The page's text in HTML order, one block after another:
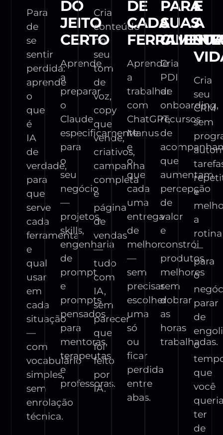
Para
de
se
sentir
perdida:
aprende
o
que
é
IA
de
verdade,
para
que
serve
cada
ferramenta
e
qual
usar
em
cada
situação
—
com
vocabulário
simples,
sem
enrolação
técnica.
DO
JEITO
CERTO
Aprende
a
preparar
o
Claude
especificamente
para
o
seu
negócio
—
projetos,
skills,
engenharia
de
prompt
e
prompts
pensados
para
mentoras,
terapeutas
e
professoras.
Cria
conteúdo
no
seu
tom
de
voz,
copy
que
vende,
criativos,
campanha
completa
e
página
de
vendas
—
tudo
com
IA,
sem
parecer
que
foi
feito
por
IA.
DE
CADA
Aprende
a
trabalhar
com
ChatGPT,
Manus
e
o
que
cada
uma
entrega
de
melhor
—
sem
precisar
escolher
uma
só
ou
ficar
perdida
entre
abas.
PARA
SUAS
Cria
PDI
de
onboarding,
recursos
de
que
aumentam
percepção
de
valor
e
constrói
produtos
melhores
sem
dobrar
as
horas
trabalhadas.
E
A
Cria
seu
CRM
sem
e
a
rotina
—
para
o
parar
de
o
que
você
ter
de